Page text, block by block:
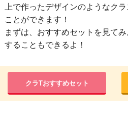
上で作ったデザインのようなク
ことができます！
まずは、おすすめセットを見て
することもできるよ！
クラTおすすめセット